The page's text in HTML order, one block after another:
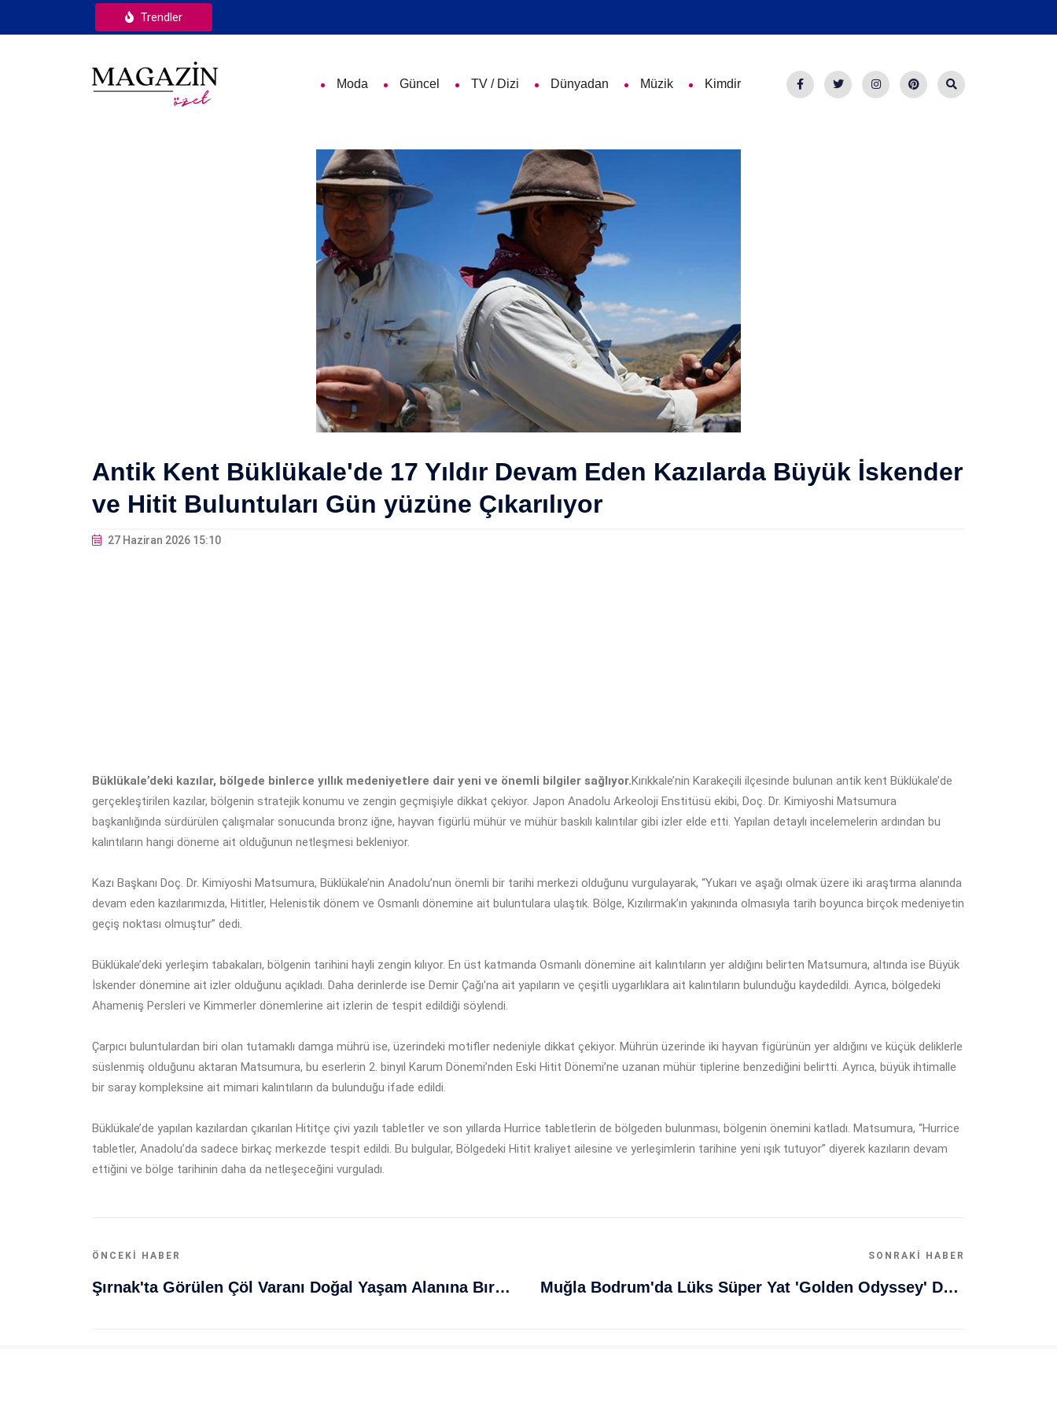
Trendler
Moda Güncel TV / Dizi Dünyadan Müzik Kimdir
Antik Kent Büklükale'de 17 Yıldır Devam Eden Kazılarda Büyük İskender
ve Hitit Buluntuları Gün yüzüne Çıkarılıyor
27 Haziran 2026 15:10
Büklükale’deki kazılar, bölgede binlerce yıllık medeniyetlere dair yeni ve önemli bilgiler sağlıyor.Kırıkkale’nin Karakeçili ilçesinde bulunan antik kent Büklükale’de
gerçekleştirilen kazılar, bölgenin stratejik konumu ve zengin geçmişiyle dikkat çekiyor. Japon Anadolu Arkeoloji Enstitüsü ekibi, Doç. Dr. Kimiyoshi Matsumura
başkanlığında sürdürülen çalışmalar sonucunda bronz iğne, hayvan figürlü mühür ve mühür baskılı kalıntılar gibi izler elde etti. Yapılan detaylı incelemelerin ardından bu
kalıntıların hangi döneme ait olduğunun netleşmesi bekleniyor.
Kazı Başkanı Doç. Dr. Kimiyoshi Matsumura, Büklükale’nin Anadolu’nun önemli bir tarihi merkezi olduğunu vurgulayarak, “Yukarı ve aşağı olmak üzere iki araştırma alanında
devam eden kazılarımızda, Hititler, Helenistik dönem ve Osmanlı dönemine ait buluntulara ulaştık. Bölge, Kızılırmak’ın yakınında olmasıyla tarih boyunca birçok medeniyetin
geçiş noktası olmuştur” dedi.
Büklükale’deki yerleşim tabakaları, bölgenin tarihini hayli zengin kılıyor. En üst katmanda Osmanlı dönemine ait kalıntıların yer aldığını belirten Matsumura, altında ise Büyük
İskender dönemine ait izler olduğunu açıkladı. Daha derinlerde ise Demir Çağı’na ait yapıların ve çeşitli uygarlıklara ait kalıntıların bulunduğu kaydedildi. Ayrıca, bölgedeki
Ahameniş Persleri ve Kimmerler dönemlerine ait izlerin de tespit edildiği söylendi.
Çarpıcı buluntulardan biri olan tutamaklı damga mührü ise, üzerindeki motifler nedeniyle dikkat çekiyor. Mührün üzerinde iki hayvan figürünün yer aldığını ve küçük deliklerle
süslenmiş olduğunu aktaran Matsumura, bu eserlerin 2. binyıl Karum Dönemi’nden Eski Hitit Dönemi’ne uzanan mühür tiplerine benzediğini belirtti. Ayrıca, büyük ihtimalle
bir saray kompleksine ait mimari kalıntıların da bulunduğu ifade edildi.
Büklükale’de yapılan kazılardan çıkarılan Hititçe çivi yazılı tabletler ve son yıllarda Hurrice tabletlerin de bölgeden bulunması, bölgenin önemini katladı. Matsumura, “Hurrice
tabletler, Anadolu’da sadece birkaç merkezde tespit edildi. Bu bulgular, Bölgedeki Hitit kraliyet ailesine ve yerleşimlerin tarihine yeni ışık tutuyor” diyerek kazıların devam
ettiğini ve bölge tarihinin daha da netleşeceğini vurguladı.
ÖNCEKI HABER
Şırnak'ta Görülen Çöl Varanı Doğal Yaşam Alanına Bırakıldı
SONRAKI HABER
Muğla Bodrum'da Lüks Süper Yat 'Golden Odyssey' Demirledi